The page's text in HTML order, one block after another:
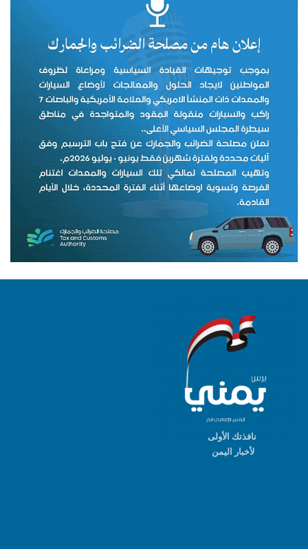
نافذتك الأولى
لأخبار اليمن